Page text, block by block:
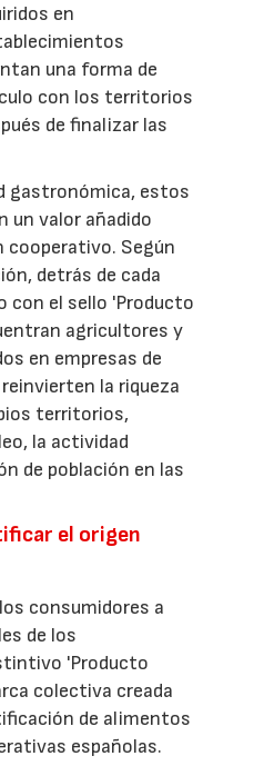
en
una forma de
con los territorios
de finalizar las
gastronómica, estos
un valor añadido
cooperativo. Según
detrás de cada
con el sello 'Producto
agricultores y
en empresas de
la riqueza
territorios,
la actividad
de población en las
el origen
consumidores a
de los
'Producto
colectiva creada
de alimentos
españolas.